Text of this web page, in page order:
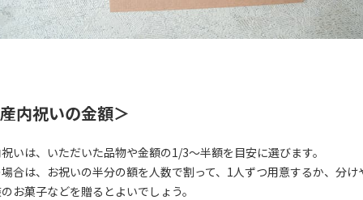
内祝いの金額＞
いは、いただいた品物や金額の1/3〜半額を目安に選びます。
合は、お祝いの半分の額を人数で割って、1人ずつ用意するか、分け
お菓子などを贈るとよいでしょう。